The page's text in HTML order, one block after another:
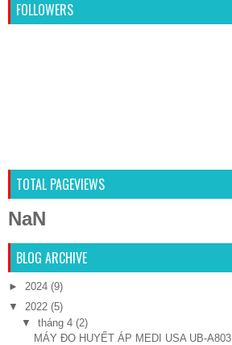
FOLLOWERS
TOTAL PAGEVIEWS
NaN
BLOG ARCHIVE
► 2024 (9)
▼
2022 (5)
▼
tháng 4 (2)
MÁY ĐO HUYẾT ÁP MEDI USA UB-